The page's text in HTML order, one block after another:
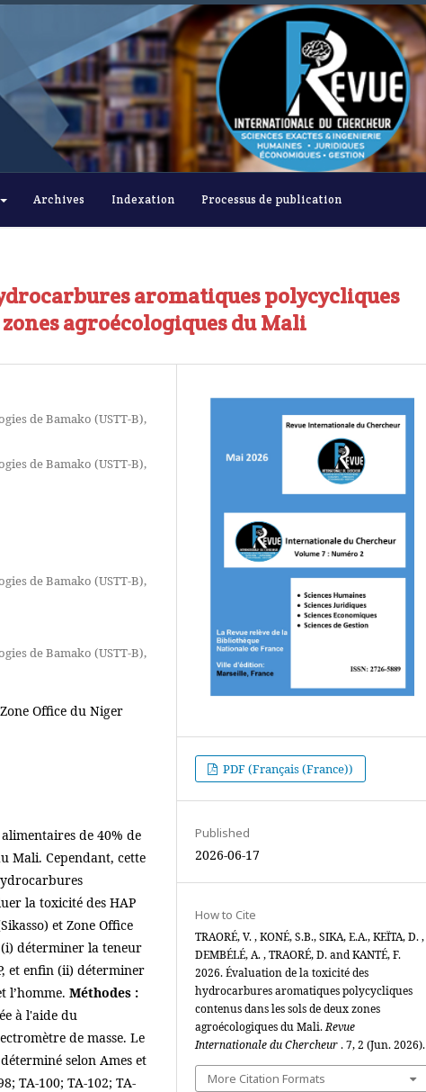
Archives Indexation Processus de publication
aromatiques polycycliques
agroécologiques du Mali
de Bamako (USTT-B),
de Bamako (USTT-B),
de Bamako (USTT-B),
de Bamako (USTT-B),
Office du Niger
de 40% de
Mali. Cependant, cette
la toxicité des HAP
et Zone Office
déterminer la teneur
et enfin (ii) déterminer
l’homme. Méthodes :
à l'aide du
de masse. Le
selon Ames et
TA-100; TA-102; TA-
PDF (Français (France))
Published
2026-06-17
How to Cite
TRAORÉ, V. , KONÉ, S.B., SIKA, E.A., KEÏTA, D. ,
DEMBÉLÉ, A. , TRAORÉ, D. and KANTÉ, F.
2026. Évaluation de la toxicité des
hydrocarbures aromatiques polycycliques
contenus dans les sols de deux zones
agroécologiques du Mali.Revue
Internationale du Chercheur. 7, 2 (Jun. 2026).
More Citation Formats